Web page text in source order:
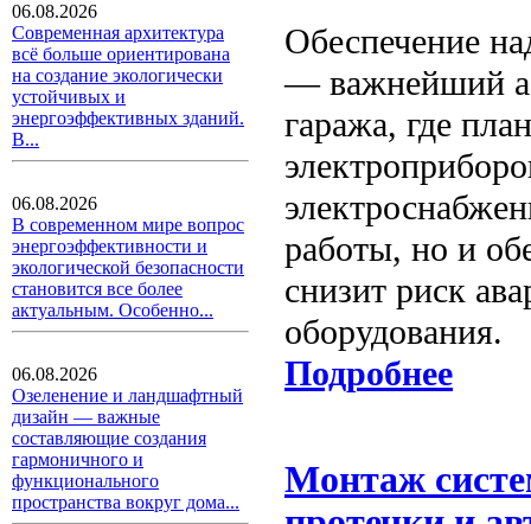
06.08.2026
Современная архитектура
всё больше ориентирована
на создание экологически
устойчивых и
энергоэффективных зданий.
В...
06.08.2026
В современном мире вопрос
энергоэффективности и
экологической безопасности
становится все более
актуальным. Особенно...
06.08.2026
Озеленение и ландшафтный
дизайн — важные
составляющие создания
гармоничного и
функционального
пространства вокруг дома...
Обеспечение
— важнейший
гаража, где
работы, но и
снизит риск
оборудования.
Подробнее
Монтаж